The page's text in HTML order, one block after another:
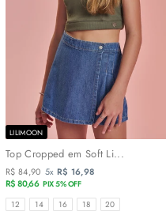
LILIMOON
Top Cropped em Soft Li...
R$ 84,90 5x R$ 16,98
R$ 80,66 PIX 5% OFF
TAMANHOS
12 14 16 18 20